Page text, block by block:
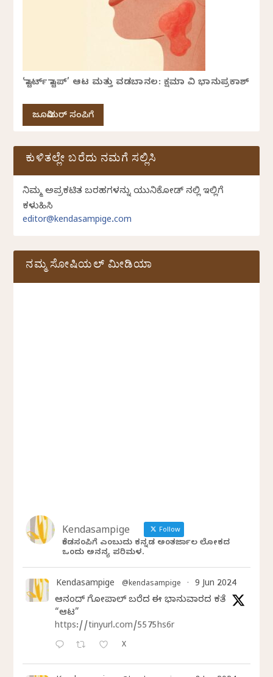
‘ಸ್ಟಾರ್ಟ್ ಸ್ಟಾಪ್’ ಆಟ ಮತ್ತು ವಡಬಾನಲ: ಕ್ಷಮಾ ವಿ ಭಾನುಪ್ರಕಾಶ್
ಜೂನಿಯರ್ ಸಂಪಿಗೆ
ಕುಳಿತಲ್ಲೇ ಬರೆದು ನಮಗೆ ಸಲ್ಲಿಸಿ
ನಿಮ್ಮ ಅಪ್ರಕಟಿತ ಬರಹಗಳನ್ನು ಯುನಿಕೋಡ್ ನಲ್ಲಿ ಇಲ್ಲಿಗೆ
ಕಳುಹಿಸಿ
editor@kendasampige.com
ನಮ್ಮ ಸೋಷಿಯಲ್‌ ಮೀಡಿಯಾ
Kendasampige Follow
ಕೆಂಡಸಂಪಿಗೆ ಎಂಬುದು ಕನ್ನಡ ಅಂತರ್ಜಾಲ ಲೋಕದ
ಒಂದು ಅನನ್ಯ ಪರಿಮಳ.
Kendasampige @kendasampige · 9 Jun 2024
ಆನಂದ್‌ ಗೋಪಾಲ್‌ ಬರೆದ ಈ ಭಾನುವಾರದ ಕತೆ
“ಆಟ”
https://tinyurl.com/5575hs6r
X